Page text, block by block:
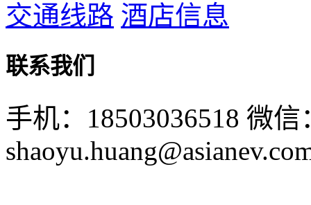
交通线路 酒店信息
联系我们
手机：18503036518 微信